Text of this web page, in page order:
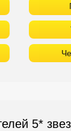
5*